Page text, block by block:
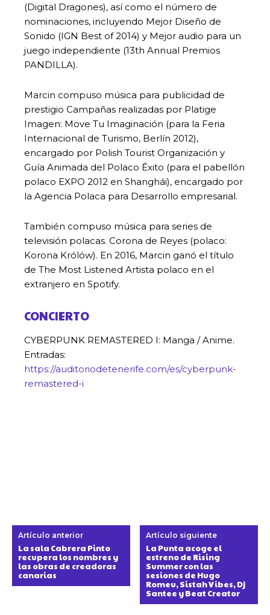
(Digital Dragones), así como el número de
nominaciones, incluyendo Mejor Diseño de
Sonido (IGN Best of 2014) y Mejor audio para un
juego independiente (13th Annual Premios
PANDILLA).
Marcin compuso música para publicidad de
prestigio Campañas realizadas por Platige
Imagen: Move Tu Imaginación (para la Feria
Internacional de Turismo, Berlín 2012),
encargado por Polish Tourist Organización y
Guía Animada del Polaco Éxito (para el pabellón
polaco EXPO 2012 en Shanghái), encargado por
la Agencia Polaca para Desarrollo empresarial.
También compuso música para series de
televisión polacas. Corona de Reyes (polaco:
Korona Królów). En 2016, Marcin ganó el título
de The Most Listened Artista polaco en el
extranjero en Spotify.
CONCIERTO
CYBERPUNK REMASTERED I: Manga / Anime.
Entradas:
https://auditoriodetenerife.com/es/cyberpunk-
remastered-i
Artículo anterior
La sala Cabrera Pinto
recupera los nombres y
las obras de creadoras
canarias
Artículo siguiente
La Punta acoge el
estreno de Rising
Summer con las
sesiones de Hugo
Romeu, Sistah Vibes, Dj
Santee y Beat Creator